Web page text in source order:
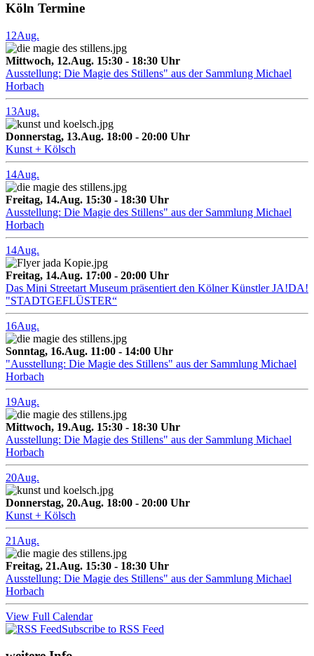
Köln Termine
12Aug.
Mittwoch, 12.Aug. 15:30 - 18:30 Uhr
Ausstellung: Die Magie des Stillens" aus der Sammlung Michael
Horbach
13Aug.
Donnerstag, 13.Aug. 18:00 - 20:00 Uhr
Kunst + Kölsch
14Aug.
Freitag, 14.Aug. 15:30 - 18:30 Uhr
Ausstellung: Die Magie des Stillens" aus der Sammlung Michael
Horbach
14Aug.
Freitag, 14.Aug. 17:00 - 20:00 Uhr
Das Mini Streetart Museum präsentiert den Kölner Künstler JA!DA!
"STADTGEFLÜSTER“
16Aug.
Sonntag, 16.Aug. 11:00 - 14:00 Uhr
"Ausstellung: Die Magie des Stillens" aus der Sammlung Michael
Horbach
19Aug.
Mittwoch, 19.Aug. 15:30 - 18:30 Uhr
Ausstellung: Die Magie des Stillens" aus der Sammlung Michael
Horbach
20Aug.
Donnerstag, 20.Aug. 18:00 - 20:00 Uhr
Kunst + Kölsch
21 Aug.
Freitag, 21.Aug. 15:30 - 18:30 Uhr
Ausstellung: Die Magie des Stillens" aus der Sammlung Michael
Horbach
View Full Calendar
Subscribe to RSS Feed